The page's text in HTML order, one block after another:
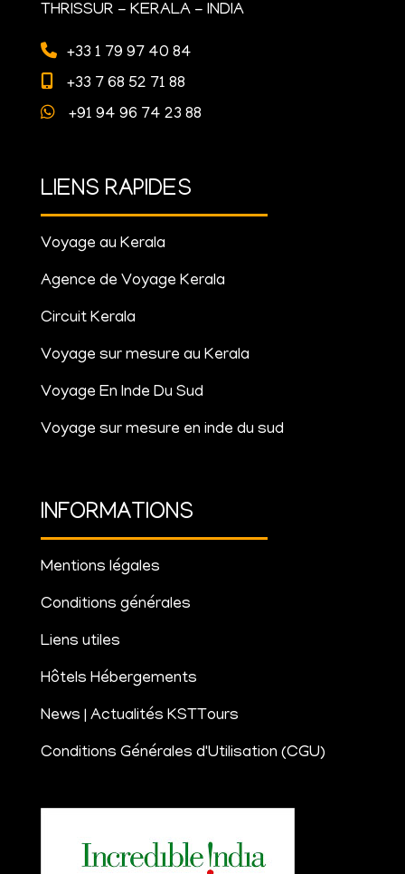
THRISSUR - KERALA - INDIA
+33 1 79 97 40 84
+33 7 68 52 71 88
+91 94 96 74 23 88
LIENS RAPIDES
Voyage au Kerala
Agence de Voyage Kerala
Circuit Kerala
Voyage sur mesure au Kerala
Voyage En Inde Du Sud
Voyage sur mesure en inde du sud
INFORMATIONS
Mentions légales
Conditions générales
Liens utiles
Hôtels Hébergements
News | Actualités KSTTours
Conditions Générales d'Utilisation (CGU)